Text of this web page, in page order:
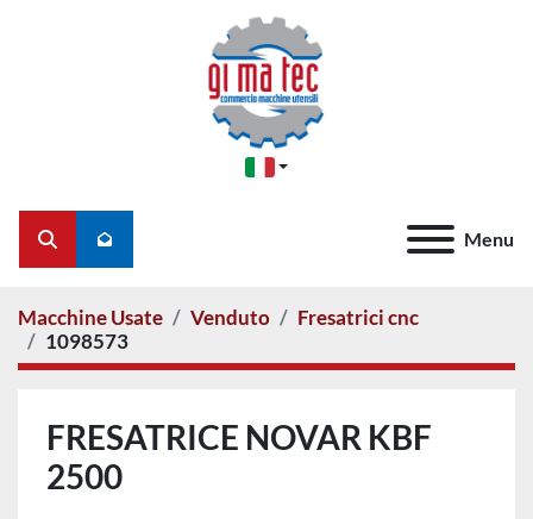
Menu
Cerca
Macchine Usate Venduto
Fresatrici cnc
1098573
FRESATRICE NOVAR KBF
2500